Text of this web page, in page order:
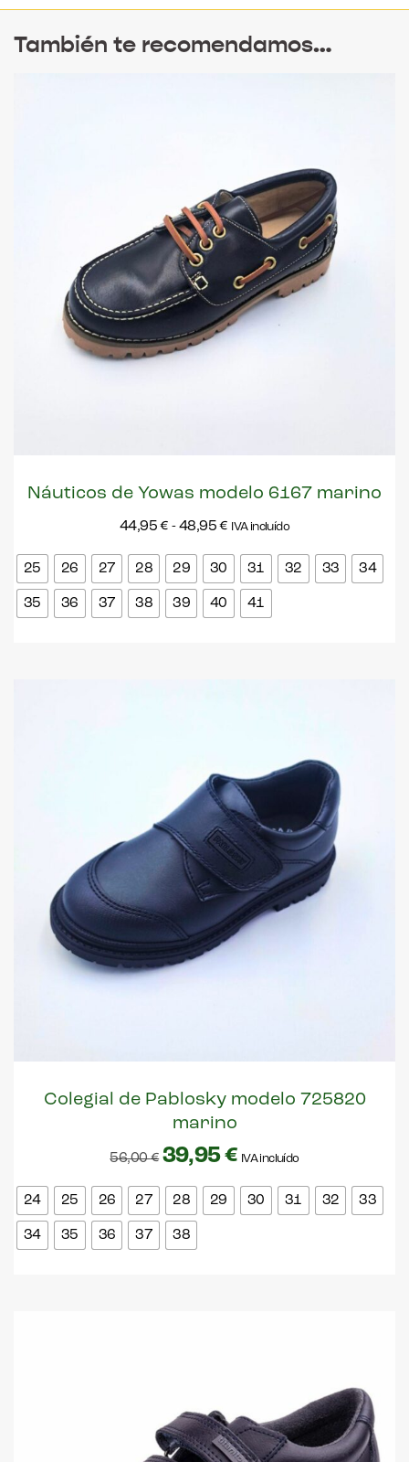
También te recomendamos…
Náuticos de Yowas modelo 6167 marino
44,95€ - 48,95€ IVA incluído
25 26 27 28 29 30 31 32 33 34
35 36 37 38 39 40 41
Colegial de Pablosky modelo 725820
marino
56,00€ 39,95€ IVA incluído
24 25 26 27 28 29 30 31 32 33
34 35 36 37 38